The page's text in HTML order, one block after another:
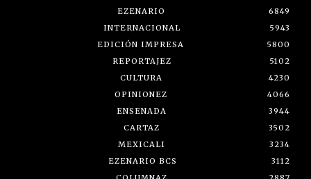
EZENARIO
6849
INTERNACIONAL
5943
EDICIÓN IMPRESA
5800
REPORTAJEZ
5102
CULTURA
4230
OPINIONEZ
4066
ENSENADA
3944
CARTAZ
3502
MEXICALI
3234
EZENARIO BCS
3112